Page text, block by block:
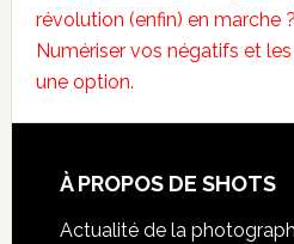
révolution (enfin) en marche
Numériser vos négatifs et
une option.
À PROPOS DE SHOTS
Actualité de la